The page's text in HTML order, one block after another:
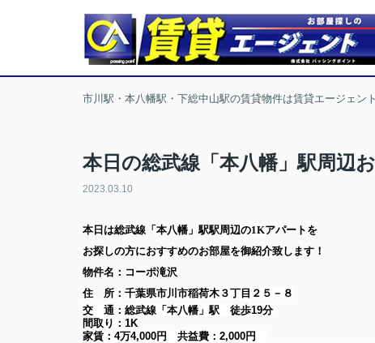
市川駅・本八幡駅・下総中山駅の賃貸物件は賃貸エージェ
本日の総武線「本八幡」駅周辺
2023.03.10
本日は総武線「本八幡」駅駅周辺の1Kアパート を
お探しの方におすすめのお部屋を御紹介致します！
物件名：コーポ滝沢
住 所： 千葉県市川市稲荷木３丁目２５－８
交 通：総武線「本八幡」駅 徒歩19分
間取り： 1K
家賃： 4万4,000円 共益費： 2,000円